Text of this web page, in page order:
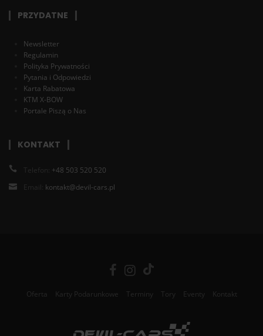
PRZYDATNE
Newsletter
Regulamin
Polityka Prywatności
Pytania i Odpowiedzi
Karta Rabatowa
KTM X-BOW
Portale Piszą o Nas
KONTAKT
Telefon: +48 503 520 520
Email: kontakt@devil-cars.pl
Oferta Karty Podarunkowe Terminy Tory Eventy Kontakt